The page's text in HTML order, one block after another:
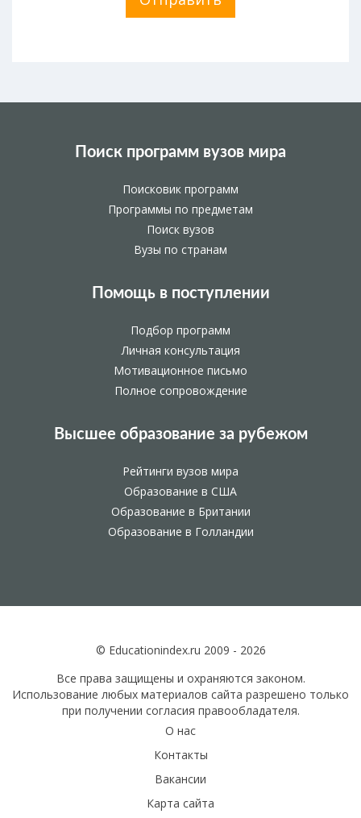
Поиск программ вузов мира
Поисковик программ
Программы по предметам
Поиск вузов
Вузы по странам
Помощь в поступлении
Подбор программ
Личная консультация
Мотивационное письмо
Полное сопровождение
Высшее образование за рубежом
Рейтинги вузов мира
Образование в США
Образование в Британии
Образование в Голландии
© Educationindex.ru 2009 - 2026
Все права защищены и охраняются законом.
Использование любых материалов сайта разрешено только
при получении согласия правообладателя.
О нас
Контакты
Вакансии
Карта сайта